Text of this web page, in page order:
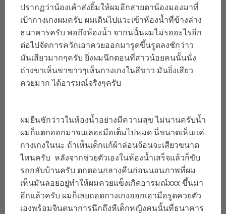
ปรากฏว่าน้องเค้าส่งยิ้มให้ผมอีกสายตาน้องมองมาที่
เป้ากางเกงผมครับ ผมเดินไปแวะเข้าห้องน้ำที่ข้างล่าง
ธนาคารครับ พอถึงห้องน้ำ จากนนั้นผมไม่รออะไรอีก
ต่อไปจัดการควักเอาควยออกมารูดขึ้นรูดลงชักว่าว
มันเสียวมากๆครับ ยิ่งผมนึกตอนที่สาวน้อยคนนั้นนั่ง
ถ่างขาเห็นขาขาวๆเห็นกางเกงในสีขาว มันยิ่งเสียว
ควยมาก ได้อารมณ์จริงๆครับ
ผมยืนชักว่าวในห้องน้ำอย่างมีความสุข ไม่นานครับน้ำ
ผมก็แตกออกมาจนเลอะมือเต็มไปหมด นี่ขนาดเห็นแค่
กางเกงในนะ ถ้าเห็นเด็กแก้ผ้าล่อนจ้อนจะเสียวขนาด
ไหนครับ หลังจากช่วยตัวเองในห้องน้ำเสร็จแล้วก็ขับ
รถกลับบ้านครับ ตกตอนกลางคืนก่อนนอนภาพที่ผม
เห็นมันลอยอยู่ทำให้ผมควยแข็งเกิดอารมณ์xxx ขึ้นมา
อีกแล้วครับ ผมก็เลยถอดกางเกงออกเอามือรูดควยตัว
เองพร้อมจินตนาการนึกถึงหีเด็กหญิงคนนั้นที่ธนาคาร